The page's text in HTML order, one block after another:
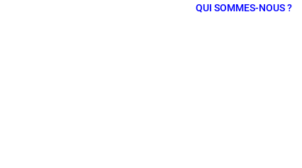
QUI SOMMES-NOUS ?